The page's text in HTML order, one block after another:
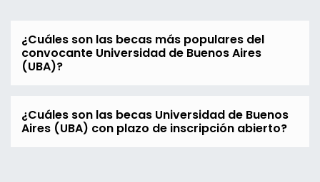
¿Cuáles son las becas más populares del
convocante Universidad de Buenos Aires
(UBA)?
¿Cuáles son las becas Universidad de Buenos
Aires (UBA) con plazo de inscripción abierto?